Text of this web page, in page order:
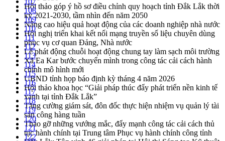
Hội thảo góp ý hồ sơ điều chỉnh quy hoạch tỉnh Đắk Lắk thời
kỳ 2021-2030, tầm nhìn đến năm 2050
Nâng cao hiệu quả hoạt động của các doanh nghiệp nhà nước
Hội nghị triển khai kết nối mạng truyền số liệu chuyên dùng
phục vụ cơ quan Đảng, Nhà nước
Lễ phát động chuỗi hoạt động chung tay làm sạch môi trường
Xã Ea Kar bước chuyển mình trong công tác cải cách hành
chính mô hình mới
UBND tỉnh họp báo định kỳ tháng 4 năm 2026
Hội thảo khoa học “Giải pháp thúc đẩy phát triển nền kinh tế
xanh tại tỉnh Đắk Lắk”
Tăng cường giám sát, đôn đốc thực hiện nhiệm vụ quản lý tài
sản công hàng tuần
Tháo gỡ những vướng mắc, đẩy mạnh công tác cải cách thủ
tục hành chính tại Trung tâm Phục vụ hành chính công tỉnh
108
109
110
111
112
113
114
115
116
117
118
119
120
121
122